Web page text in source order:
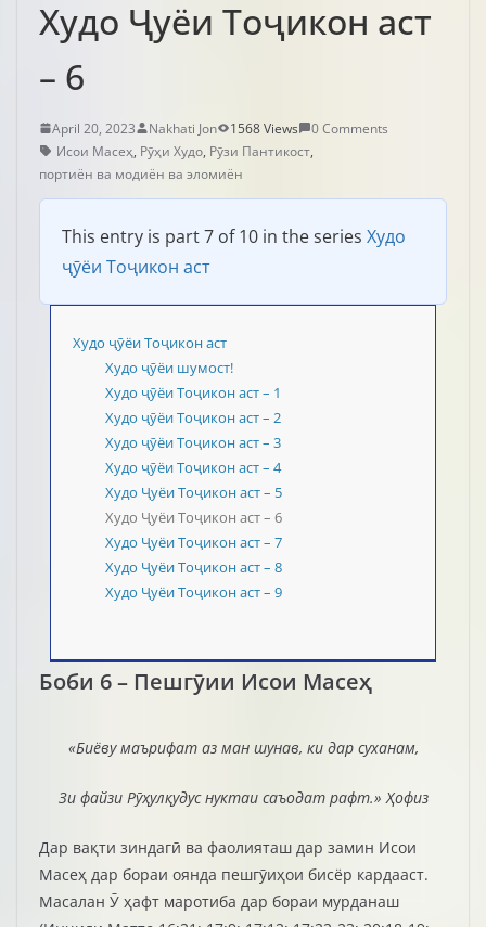
Худо Ҷуёи Тоҷикон аст
– 6
April 20, 2023 Nakhati Jon 1568 Views
0 Comments
Исои Масеҳ, Рӯҳи Худо, Рӯзи Пантикост,
портиён ва модиён ва эломиён
This entry is part 7 of 10 in the series Худо
ҷӯёи Тоҷикон аст
Худо ҷӯёи Тоҷикон аст
Худо ҷӯёи шумост!
Худо ҷӯёи Тоҷикон аст – 1
Худо ҷӯёи Тоҷикон аст – 2
Худо ҷӯёи Тоҷикон аст – 3
Худо ҷӯёи Тоҷикон аст – 4
Худо Ҷуёи Тоҷикон аст – 5
Худо Ҷуёи Тоҷикон аст – 6
Худо Ҷуёи Тоҷикон аст – 7
Худо Ҷуёи Тоҷикон аст – 8
Худо Ҷуёи Тоҷикон аст – 9
Боби 6 – Пешгӯии Исои Масеҳ
«Биёву маърифат аз ман шунав, ки дар суханам,
Зи файзи Рӯҳулқудус нуктаи саъодат рафт.» Ҳофиз
Дар вақти зиндагӣ ва фаолияташ дар замин Исои
Масеҳ дар бораи оянда пешгӯиҳои бисёр кардааст.
Масалан Ӯ ҳафт маротиба дар бораи мурданаш